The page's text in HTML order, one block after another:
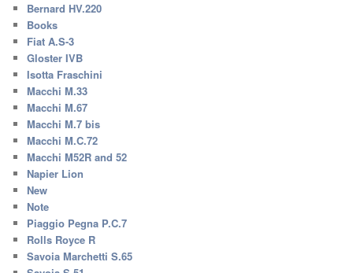
Bernard HV.220
Books
Fiat A.S-3
Gloster IVB
Isotta Fraschini
Macchi M.33
Macchi M.67
Macchi M.7 bis
Macchi M.C.72
Macchi M52R and 52
Napier Lion
New
Note
Piaggio Pegna P.C.7
Rolls Royce R
Savoia Marchetti S.65